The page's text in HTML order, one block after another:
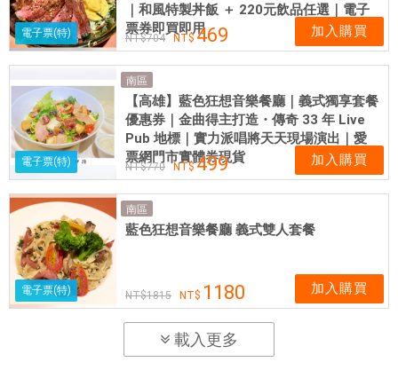
電子票(特)
｜和風特製丼飯 ＋ 220元飲品任選｜電子
票券即買即用
704 469 加入購買
電子票(特)
南區
【高雄】藍色狂想音樂餐廳｜義式獨享套餐
優惠券｜金曲得主打造・傳奇 33 年 Live
Pub 地標｜實力派唱將天天現場演出｜愛
票網門市實體券現貨
770 499 加入購買
電子票(特)
南區
藍色狂想音樂餐廳 義式雙人套餐
1815 1180 加入購買
載入更多